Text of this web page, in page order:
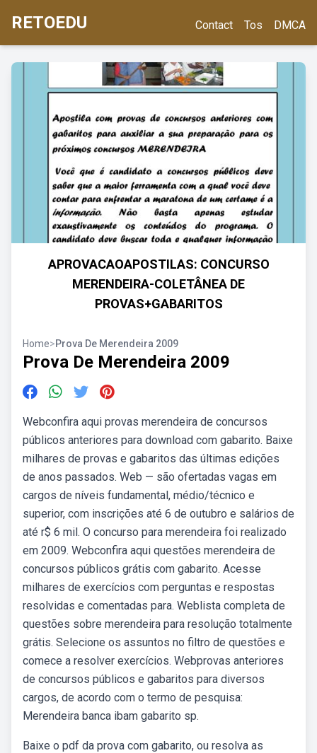
RETOEDU Contact Tos DMCA
APROVACAOAPOSTILAS: CONCURSO
MERENDEIRA-COLETÂNEA DE
PROVAS+GABARITOS
Home>Prova De Merendeira 2009
Prova De Merendeira 2009
Webconfira aqui provas merendeira de concursos
públicos anteriores para download com gabarito. Baixe
milhares de provas e gabaritos das últimas edições
de anos passados. Web — são ofertadas vagas em
cargos de níveis fundamental, médio/técnico e
superior, com inscrições até 6 de outubro e salários de
até r$ 6 mil. O concurso para merendeira foi realizado
em 2009. Webconfira aqui questões merendeira de
concursos públicos grátis com gabarito. Acesse
milhares de exercícios com perguntas e respostas
resolvidas e comentadas para. Weblista completa de
questões sobre merendeira para resolução totalmente
grátis. Selecione os assuntos no filtro de questões e
comece a resolver exercícios. Webprovas anteriores
de concursos públicos e gabaritos para diversos
cargos, de acordo com o termo de pesquisa:
Merendeira banca ibam gabarito sp.
Baixe o pdf da prova com gabarito, ou resolva as